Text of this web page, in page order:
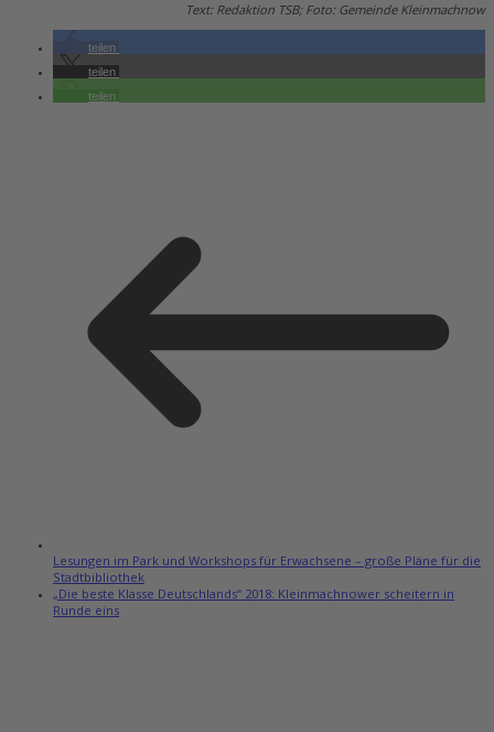
Text: Redaktion TSB; Foto: Gemeinde Kleinmachnow
teilen
teilen
teilen
Lesungen im Park und Workshops für Erwachsene – große Pläne für die
Stadtbibliothek
„Die beste Klasse Deutschlands“ 2018: Kleinmachnower scheitern in
Runde eins